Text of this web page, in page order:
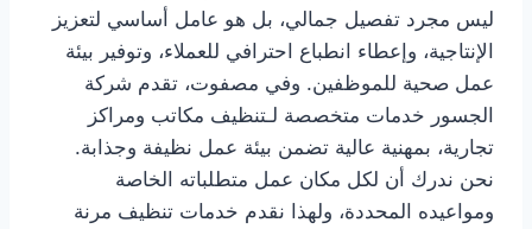
ليس مجرد تفصيل جمالي، بل هو عامل أساسي لتعزيز
الإنتاجية، وإعطاء انطباع احترافي للعملاء، وتوفير بيئة
عمل صحية للموظفين. وفي مصفوت، تقدم شركة
الجسور خدمات متخصصة لـتنظيف مكاتب ومراكز
تجارية، بمهنية عالية تضمن بيئة عمل نظيفة وجذابة.
نحن ندرك أن لكل مكان عمل متطلباته الخاصة
ومواعيده المحددة، ولهذا نقدم خدمات تنظيف مرنة